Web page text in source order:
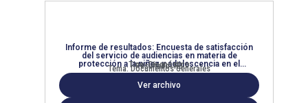
Informe de resultados: Encuesta de satisfacción
del servicio de audiencias en materia de
protección a la niñez y adolescencia en el
departamento de Chimaltenango
Tema: Documentos Generales
Resultado: R3
Tipo: Diagnóstico
Ver archivo